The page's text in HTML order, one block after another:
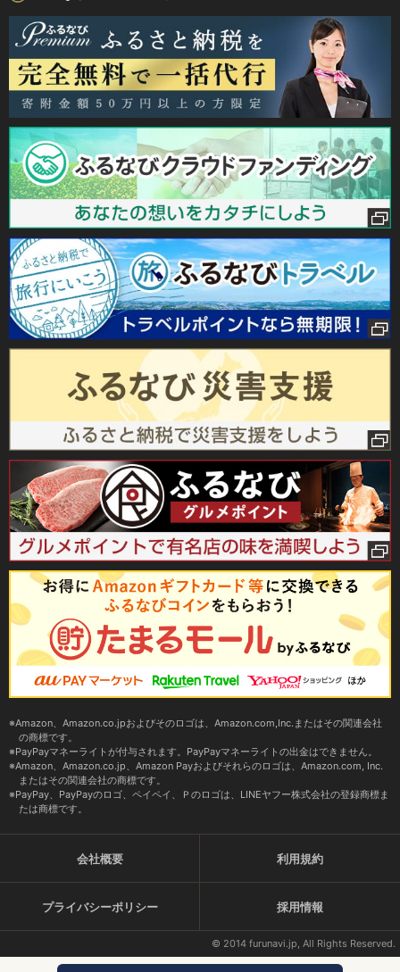
Amazon、Amazon.co.jpおよびそのロゴは、Amazon.com,Inc.またはその関連会社
の商標です。
PayPayマネーライトが付与されます。PayPayマネーライトの出金はできません。
Amazon、Amazon.co.jp、Amazon Payおよびそれらのロゴは、Amazon.com, Inc.
またはその関連会社の商標です。
PayPay、PayPayのロゴ、ペイペイ、Ｐのロゴは、LINEヤフー株式会社の登録商標ま
たは商標です。
会社概要 利用規約
プライバシーポリシー 採用情報
© 2014 furunavi.jp, All Rights Reserved.